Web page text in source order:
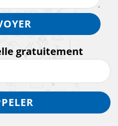
gratuitement